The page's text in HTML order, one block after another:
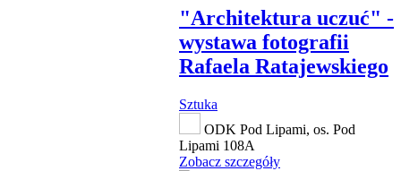
"Architektura uczuć" -
wystawa fotografii
Rafaela Ratajewskiego
Sztuka
ODK Pod Lipami, os. Pod
Lipami 108A
Zobacz szczegóły